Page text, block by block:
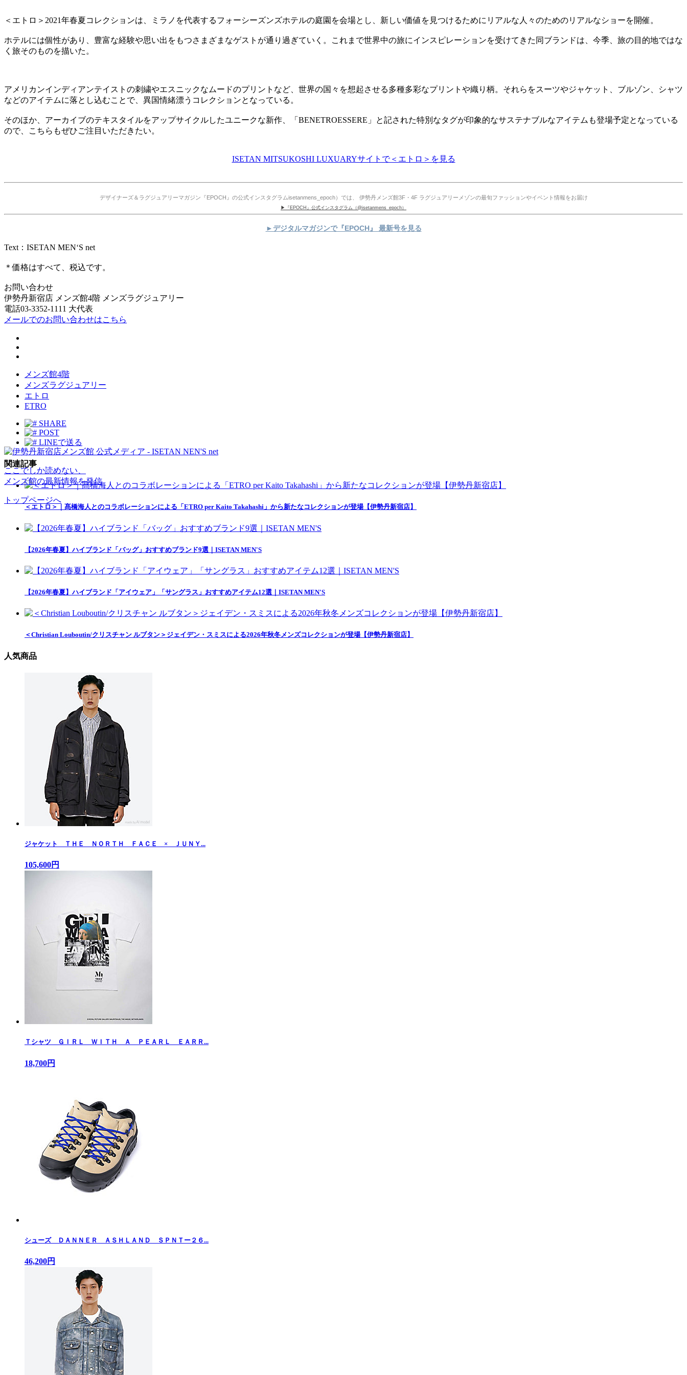
＜エトロ＞2021年春夏コレクションは、ミラノを代表するフォーシーズンズホテルの庭園を会場とし、新しい価値を見つけるためにリアルな人々のためのリアルなショーを開催。
ホテルには個性があり、豊富な経験や思い出をもつさまざまなゲストが通り過ぎていく。これまで世界中の旅にインスピレーションを受けてきた同ブランドは、今季、旅の目的地ではな
く旅そのものを描いた。
アメリカンインディアンテイストの刺繍やエスニックなムードのプリントなど、世界の国々を想起させる多種多彩なプリントや織り柄。それらをスーツやジャケット、ブルゾン、シャツ
などのアイテムに落とし込むことで、異国情緒漂うコレクションとなっている。
そのほか、アーカイブのテキスタイルをアップサイクルしたユニークな新作、「BENETROESSERE」と記された特別なタグが印象的なサステナブルなアイテムも登場予定となっている
ので、こちらもぜひご注目いただきたい。
ISETAN MITSUKOSHI LUXUARYサイトで＜エトロ＞を見る
デザイナーズ＆ラグジュアリーマガジン『EPOCH』の公式インスタグラムisetanmens_epoch）では、 伊勢丹メンズ館3F・4F ラグジュアリーメゾンの最旬ファッションやイベント情報をお届け
▶『EPOCH』公式インスタグラム（@isetanmens_epoch）
►デジタルマガジンで『EPOCH』 最新号を見る
Text：ISETAN MEN‘S net
＊価格はすべて、税込です。
お問い合わせ
伊勢丹新宿店 メンズ館4階 メンズラグジュアリー
電話03-3352-1111 大代表
メールでのお問い合わせはこちら
メンズ館4階
メンズラグジュアリー
エトロ
ETRO
SHARE
POST
LINEで送る
関連記事
＜エトロ＞｜髙橋海人とのコラボレーションによる「ETRO per Kaito Takahashi」から新たなコレクションが登場【伊勢丹新宿店】
【2026年春夏】ハイブランド「バッグ」おすすめブランド9選｜ISETAN MEN'S
【2026年春夏】ハイブランド「アイウェア」「サングラス」おすすめアイテム12選｜ISETAN MEN'S
＜Christian Louboutin/クリスチャン ルブタン＞ジェイデン・スミスによる2026年秋冬メンズコレクションが登場【伊勢丹新宿店】
人気商品
ジャケット ＴＨＥ ＮＯＲＴＨ ＦＡＣＥ × ＪＵＮＹ...
105,600円
Ｔシャツ ＧＩＲＬ ＷＩＴＨ Ａ ＰＥＡＲＬ ＥＡＲＲ...
18,700円
シューズ ＤＡＮＮＥＲ ＡＳＨＬＡＮＤ ＳＰＮＴー２６...
46,200円
ここでしか読めない、
メンズ館の最新情報を発信
トップページへ